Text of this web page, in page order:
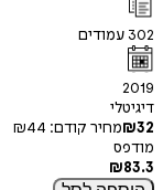
302 עמודים
2019
דיגיטלי
₪32 מחיר קודם: ₪44
מודפס
₪83.3